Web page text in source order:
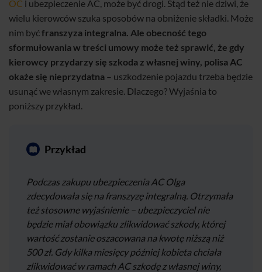
OC i ubezpieczenie AC, może być drogi. Stąd też nie dziwi, że
wielu kierowców szuka sposobów na obniżenie składki. Może
nim byćfranszyza integralna. Ale obecność tego
sformułowania w treści umowy może też sprawić, że gdy
kierowcy przydarzy się szkoda z własnej winy, polisa AC
okaże się nieprzydatna – uszkodzenie pojazdu trzeba będzie
usunąć we własnym zakresie. Dlaczego? Wyjaśnia to
poniższy przykład.
Przykład
Podczas zakupu ubezpieczenia AC Olga
zdecydowała się na franszyzę integralną. Otrzymała
też stosowne wyjaśnienie – ubezpieczyciel nie
będzie miał obowiązku zlikwidować szkody, której
wartość zostanie oszacowana na kwotę niższą niż
500 zł. Gdy kilka miesięcy później kobieta chciała
zlikwidować w ramach AC szkodę z własnej winy,